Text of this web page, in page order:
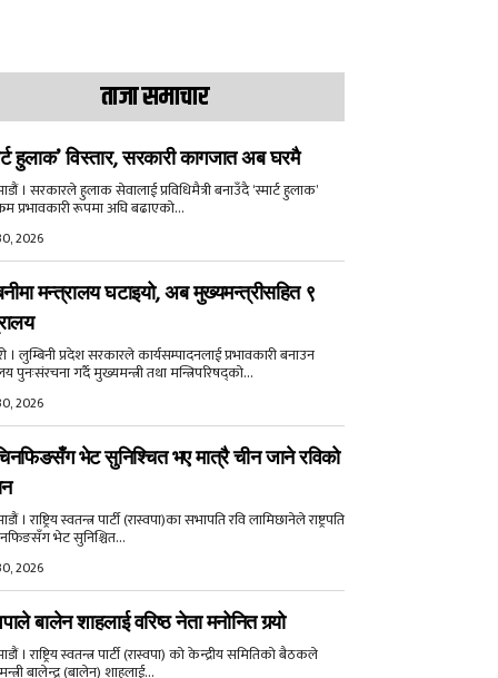
ताजा समाचार
हुलाक’ विस्तार, सरकारी कागजात अब घरमै
। सरकारले हुलाक सेवालाई प्रविधिमैत्री बनाउँदै ‘स्मार्ट हुलाक’
प्रभावकारी रूपमा अघि बढाएको...
2026
मन्त्रालय घटाइयो, अब मुख्यमन्त्रीसहित ९
। लुम्बिनी प्रदेश सरकारले कार्यसम्पादनलाई प्रभावकारी बनाउन
पुनःसंरचना गर्दै मुख्यमन्त्री तथा मन्त्रिपरिषद्को...
2026
भेट सुनिश्चित भए मात्रै चीन जाने रविको
। राष्ट्रिय स्वतन्त्र पार्टी (रास्वपा)का सभापति रवि लामिछानेले राष्ट्रपति
भेट सुनिश्चित...
2026
बालेन शाहलाई वरिष्ठ नेता मनोनित गर्‍यो
। राष्ट्रिय स्वतन्त्र पार्टी (रास्वपा) को केन्द्रीय समितिको बैठकले
बालेन्द्र (बालेन) शाहलाई...